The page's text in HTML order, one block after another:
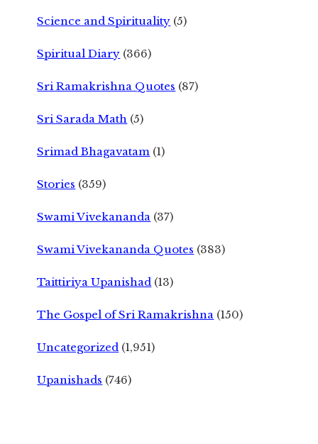
Science and Spirituality (5)
Spiritual Diary (366)
Sri Ramakrishna Quotes (87)
Sri Sarada Math (5)
Srimad Bhagavatam (1)
Stories (359)
Swami Vivekananda (37)
Swami Vivekananda Quotes (383)
Taittiriya Upanishad (13)
The Gospel of Sri Ramakrishna (150)
Uncategorized (1,951)
Upanishads (746)